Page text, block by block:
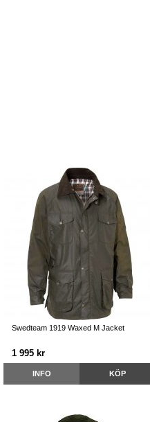
Swedteam 1919 Waxed M Jacket
1 995 kr
INFO KÖP